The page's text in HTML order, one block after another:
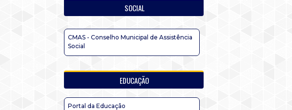
SOCIAL
CMAS - Conselho Municipal de Assistência
Social
EDUCAÇÃO
Portal da Educação